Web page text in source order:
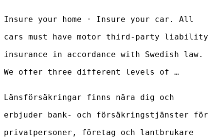
Insure your home · Insure your car. All
cars must have motor third-party liability
insurance in accordance with Swedish law.
We offer three different levels of …
Länsförsäkringar finns nära dig och
erbjuder bank- och försäkringstjänster för
privatpersoner, företag och lantbrukare